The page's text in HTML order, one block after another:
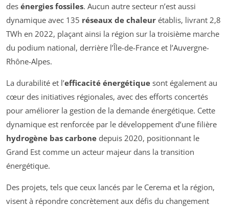
des énergies fossiles. Aucun autre secteur n’est aussi
dynamique avec 135 réseaux de chaleur établis, livrant 2,8
TWh en 2022, plaçant ainsi la région sur la troisième marche
du podium national, derrière l’Île-de-France et l’Auvergne-
Rhône-Alpes.
La durabilité et l’efficacité énergétique sont également au
cœur des initiatives régionales, avec des efforts concertés
pour améliorer la gestion de la demande énergétique. Cette
dynamique est renforcée par le développement d’une filière
hydrogène bas carbone depuis 2020, positionnant le
Grand Est comme un acteur majeur dans la transition
énergétique.
Des projets, tels que ceux lancés par le Cerema et la région,
visent à répondre concrètement aux défis du changement